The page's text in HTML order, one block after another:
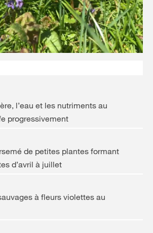
l’eau et les nutriments au
progressivement
de petites plantes formant
d’avril à juillet
à fleurs violettes au